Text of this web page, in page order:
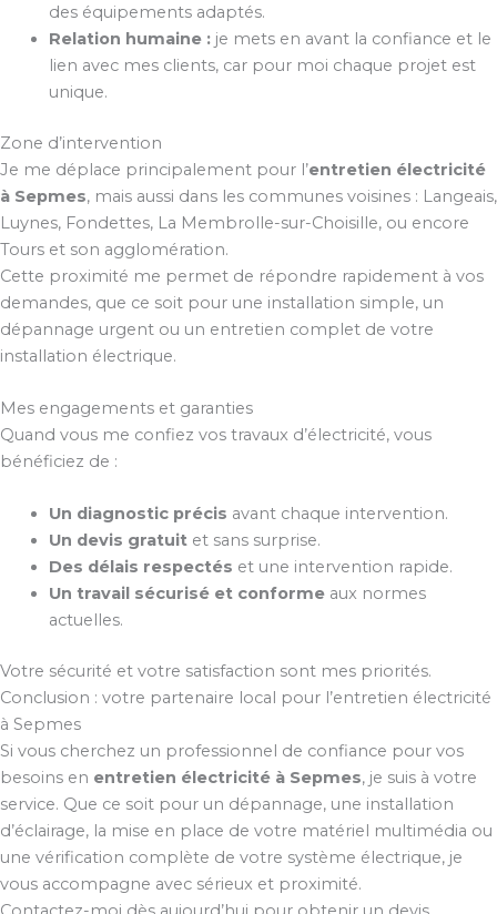
des équipements adaptés.
Relation humaine :je mets en avant la confiance et le
lien avec mes clients, car pour moi chaque projet est
unique.
Zone d’intervention
Je me déplace principalement pour l’entretien électricité
à Sepmes, mais aussi dans les communes voisines : Langeais,
Luynes, Fondettes, La Membrolle-sur-Choisille, ou encore
Tours et son agglomération.
Cette proximité me permet de répondre rapidement à vos
demandes, que ce soit pour une installation simple, un
dépannage urgent ou un entretien complet de votre
installation électrique.
Mes engagements et garanties
Quand vous me confiez vos travaux d’électricité, vous
bénéficiez de :
Un diagnostic précis avant chaque intervention.
Un devis gratuitet sans surprise.
Des délais respectés et une intervention rapide.
Un travail sécurisé et conformeaux normes
actuelles.
Votre sécurité et votre satisfaction sont mes priorités.
Conclusion : votre partenaire local pour l’entretien électricité
à Sepmes
Si vous cherchez un professionnel de confiance pour vos
besoins en entretien électricité à Sepmes, je suis à votre
service. Que ce soit pour un dépannage, une installation
d’éclairage, la mise en place de votre matériel multimédia ou
une vérification complète de votre système électrique, je
vous accompagne avec sérieux et proximité.